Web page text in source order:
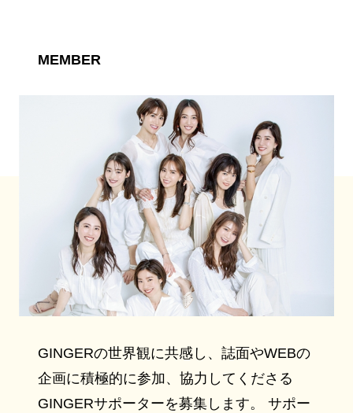
MEMBER
GINGERの世界観に共感し、誌面やWEBの
企画に積極的に参加、協力してくださる
GINGERサポーターを募集します。 サポー